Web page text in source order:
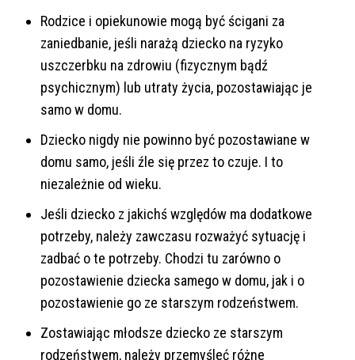
Rodzice i opiekunowie mogą być ścigani za
zaniedbanie, jeśli narażą dziecko na ryzyko
uszczerbku na zdrowiu (fizycznym bądź
psychicznym) lub utraty życia, pozostawiając je
samo w domu.
Dziecko nigdy nie powinno być pozostawiane w
domu samo, jeśli źle się przez to czuje. I to
niezależnie od wieku.
Jeśli dziecko z jakichś względów ma dodatkowe
potrzeby, należy zawczasu rozważyć sytuację i
zadbać o te potrzeby. Chodzi tu zarówno o
pozostawienie dziecka samego w domu, jak i o
pozostawienie go ze starszym rodzeństwem.
Zostawiając młodsze dziecko ze starszym
rodzeństwem, należy przemyśleć różne